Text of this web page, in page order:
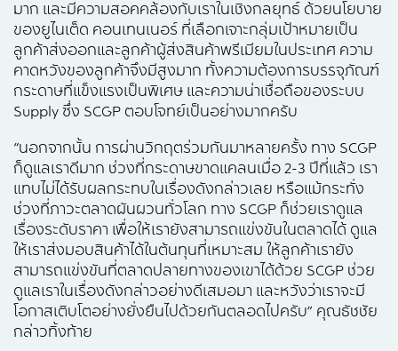
มาก และมีความสอคคล้องกับเราในเชิงกลยุทธ์ ด้วยนโยบาย
ของยูไนเต็ด คอนเทนเนอร์ ที่เลือกเจาะกลุ่มเป้าหมายเป็น
ลูกค้าส่งออกและลูกค้าผู้ส่งสินค้าพรีเมียมในประเทศ ความ
คาดหวังของลูกค้าจึงมีสูงมาก ทั้งความต้องการบรรจุภัณฑ์
กระดาษที่แข็งแรงเป็นพิเศษ และความน่าเชื่อถือของระบบ
Supply ซึ่ง SCGP ตอบโจทย์เป็นอย่างมากครับ
“นอกจากนั้น การผ่านวิกฤตร่วมกันมาหลายครั้ง ทาง SCGP
ก็ดูแลเราดีมาก ช่วงที่กระดาษขาดแคลนเมื่อ 2-3 ปีที่แล้ว เรา
แทบไม่ได้รับผลกระทบในเรื่องดังกล่าวเลย หรือแม้กระทั่ง
ช่วงที่ภาวะตลาดผันผวนทั่วโลก ทาง SCGP ก็ช่วยเราดูแล
เรื่องระดับราคา เพื่อให้เรายังสามารถแข่งขันในตลาดได้ ดูแล
ให้เราส่งมอบสินค้าได้ในต้นทุนที่เหมาะสม ให้ลูกค้าเรายัง
สามารถแข่งขันที่ตลาดปลายทางของเขาได้ด้วย SCGP ช่วย
ดูแลเราในเรื่องดังกล่าวอย่างดีเสมอมา และหวังว่าเราจะมี
โอกาสเติบโตอย่างยั่งยืนไปด้วยกันตลอดไปครับ” คุณธัชชัย
กล่าวทิ้งท้าย